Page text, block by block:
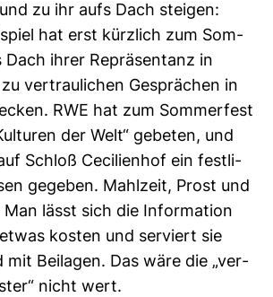
zu ihr aufs Dach steigen:
hat erst kürz­lich zum Som­
Dach ihrer Reprä­sen­tanz in
ver­trau­li­chen Gesprä­chen in
RWE hat zum Som­mer­fest
der Welt“ gebeten, und
Schloß Ceci­li­enhof ein fest­li­
gegeben. Mahl­zeit, Prost und
lässt sich die Infor­ma­tion
kosten und ser­viert sie
mit Bei­lagen. Das wäre die „ver­
nicht wert.